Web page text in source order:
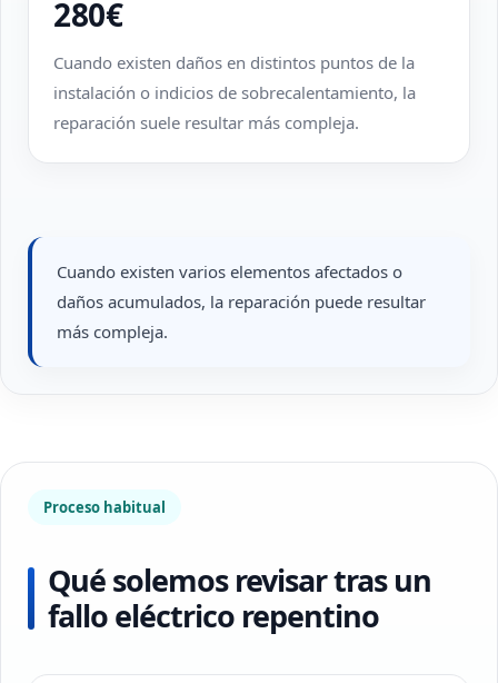
280€
Cuando existen daños en distintos puntos de la
instalación o indicios de sobrecalentamiento, la
reparación suele resultar más compleja.
Cuando existen varios elementos afectados o
daños acumulados, la reparación puede resultar
más compleja.
Proceso habitual
Qué solemos revisar tras un
fallo eléctrico repentino